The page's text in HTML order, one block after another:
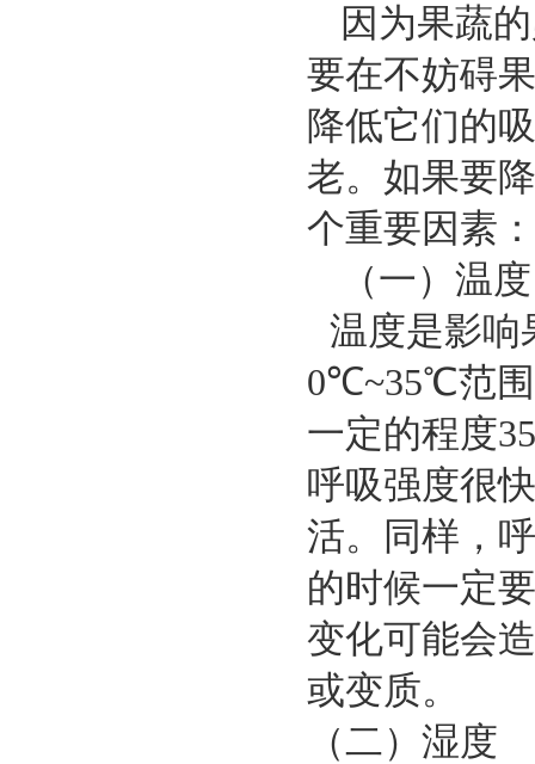
因为果蔬
要在不妨碍
降低它们的
老。如果要
个重要因素：
（一）温度
温度是影响
0℃~35℃范
一定的程度35
呼吸强度很
活。同样，
的时候一定
变化可能会
或变质。
（二）湿度